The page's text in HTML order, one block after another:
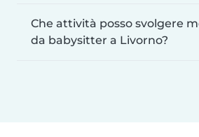
Che attività posso svolgere
da babysitter a Livorno?